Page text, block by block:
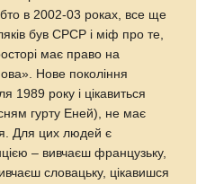
в 2002-03 роках, все ще
був СРСР і міф про те,
має право на
Нове покоління
1989 року і цікавиться
гурту Еней), не має
Для цих людей є
– вивчаєш французьку,
словацьку, цікавишся